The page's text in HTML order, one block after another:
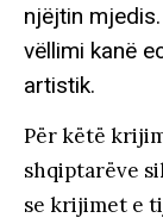
njëjtin
vëllimi kanë
artistik.
Për këtë
shqiptarëve
se krijimet e